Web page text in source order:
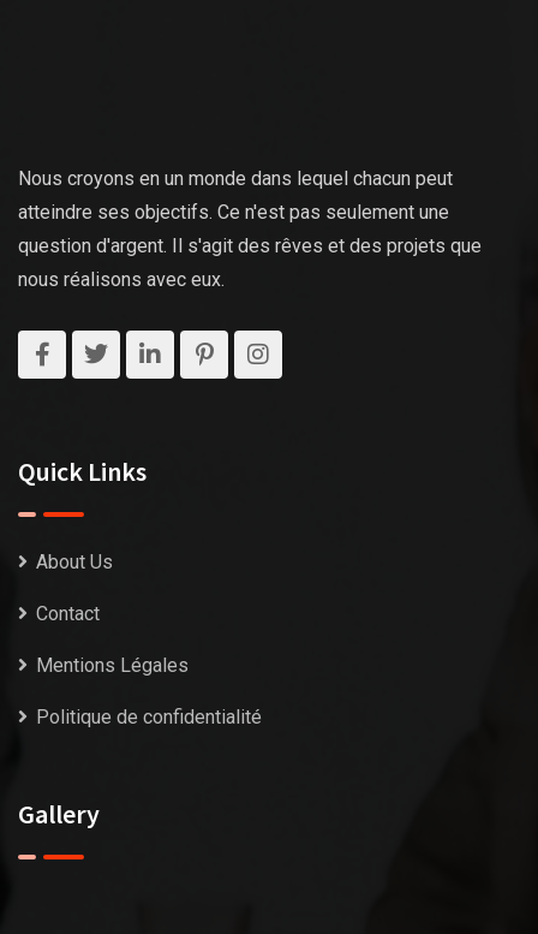
Nous croyons en un monde dans lequel chacun peut
atteindre ses objectifs. Ce n'est pas seulement une
question d'argent. Il s'agit des rêves et des projets que
nous réalisons avec eux.
Quick Links
About Us
Contact
Mentions Légales
Politique de confidentialité
Gallery